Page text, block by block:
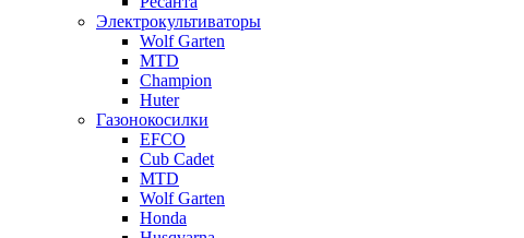
Электрокультиваторы
Wolf Garten
MTD
Champion
Huter
Газонокосилки
EFCO
Cub Cadet
MTD
Wolf Garten
Honda